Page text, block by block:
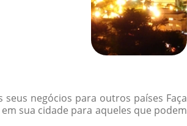
negócios para outros países Faça
sua cidade para aqueles que podem